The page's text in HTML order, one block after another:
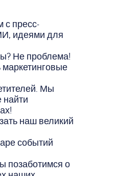
пресс-
идеями для
Не проблема!
Мы
найти
наш великий
событий
позаботимся о